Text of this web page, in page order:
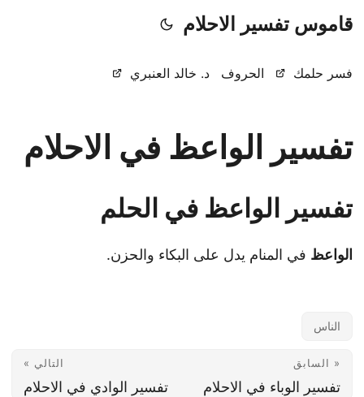
قاموس تفسير الاحلام
فسر حلمك الحروف د. خالد العنبري
تفسير الواعظ في الاحلام
تفسير الواعظ في الحلم
الواعظ في المنام يدل على البكاء والحزن.
الناس
« السابق
تفسير الوباء في الاحلام
التالي »
تفسير الوادي في الاحلام